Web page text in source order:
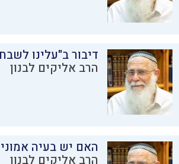
דיבור ב"עלינו
הרב אליקים לבנון
האם יש בעיה
הרב אליקים לבנון